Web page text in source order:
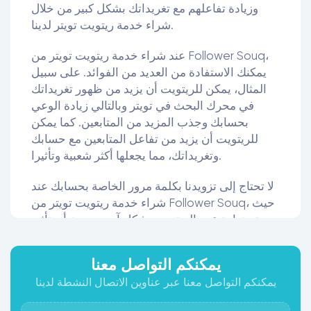
وزيادة تفاعلهم مع تغريداتك بشكل كبير من خلال
شراء خدمة ريتويت تويتر لدينا.
عند شراء خدمة ريتويت تويتر من Follower Souq،
يمكنك الاستفادة من العديد من الفوائد. على سبيل
المثال، يمكن للريتويت أن يزيد من ظهور تغريداتك
في محرك البحث في تويتر وبالتالي زيادة الوعي
بحسابك وجذب المزيد من المتابعين. كما يمكن
للريتويت أن يزيد من تفاعل المتابعين مع حسابك
وتغريداتك، مما يجعلها أكثر شعبية وتأثيرا.
لا تحتاج إلى تزويدنا بكلمة مرور الخاصة بحسابك عند
شراء خدمة ريتويت تويتر من Follower Souq، حيث
يتم زيادة عدد الريتويت بشكل آمن وبدون أي تأثير
بالإضافة إلى ذلك، يمكنك زيادة فرص التفاعل عندما
تقوم بنشر محتوى جيد ومثير للاهتمام ومناسب
لجمهورك المستهدف. كما يمكنك التفاعل مع متابعيك
يمكنكم التواصل معنا
يمكنكم التواصل معنا عبر عناوين الاتصال النشطة لدينا